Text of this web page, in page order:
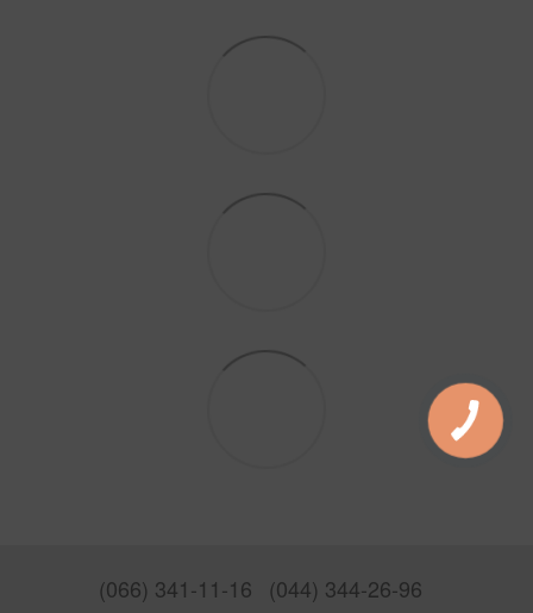
(066) 341-11-16 (044) 344-26-96